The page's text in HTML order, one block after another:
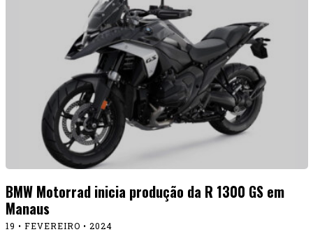
BMW Motorrad inicia produção da R 1300 GS em
Manaus
19 • FEVEREIRO • 2024